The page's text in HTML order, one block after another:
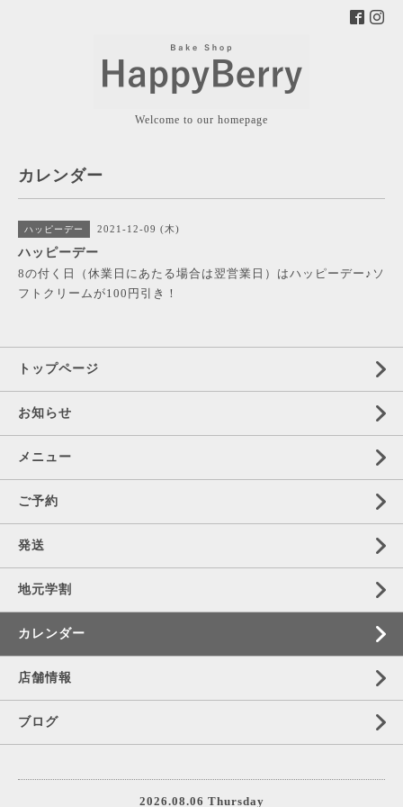
Welcome to our homepage
カレンダー
ハッピーデー 2021-12-09 (木)
ハッピーデー
8の付く日（休業日にあたる場合は翌営業日）はハッピーデー♪ソ
フトクリームが100円引き！
トップページ
お知らせ
メニュー
ご予約
発送
地元学割
カレンダー
店舗情報
ブログ
2026.08.06 Thursday